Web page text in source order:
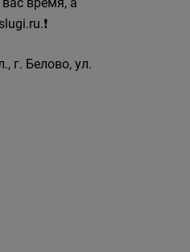
г. Белово, ул.